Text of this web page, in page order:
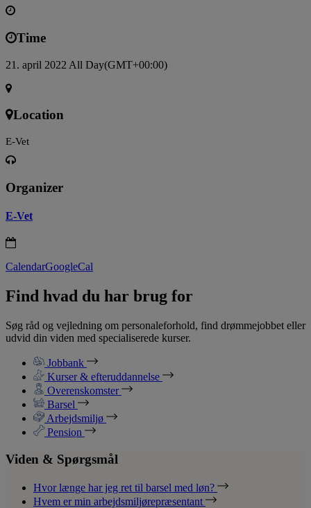
Time
21. april 2022 All Day(GMT+00:00)
Location
E-Vet
Organizer
E-Vet
CalendarGoogleCal
Find hvad du har brug for
Søg råd og vejledning om personaleforhold, find drømmejobbet eller
udvid din viden med specialiserede kurser.
Jobbank
Kurser & efteruddannelse
Overenskomster
Barsel
Arbejdsmiljø
Pension
Viden & Spørgsmål
Hvor længe har jeg ret til barsel med løn?
Hvem er min arbejdsmiljørepræsentant